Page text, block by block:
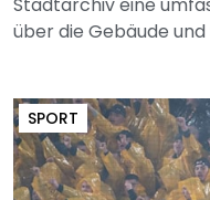
über die Gebäude und
SPORT